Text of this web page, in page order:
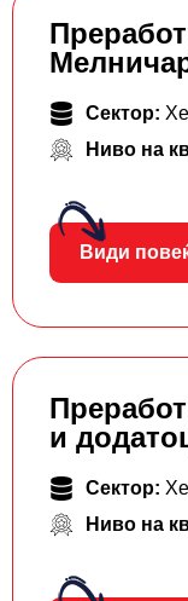
Сектор:
Ниво на
Види
и
Сектор:
Ниво на